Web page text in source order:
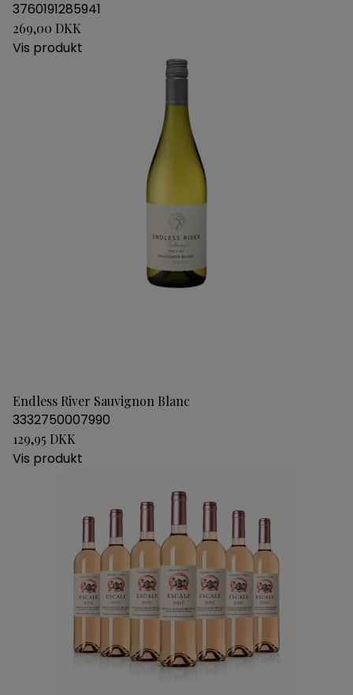
3760191285941
269,00 DKK
Vis produkt
Endless River Sauvignon Blanc
3332750007990
129,95 DKK
Vis produkt